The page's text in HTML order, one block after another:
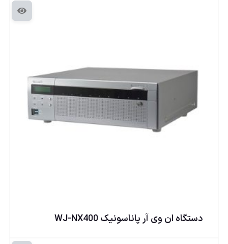
دستگاه ان وی آر پاناسونيک WJ-NX400